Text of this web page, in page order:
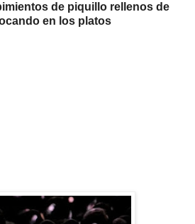
de piquillo rellenos de
en los platos